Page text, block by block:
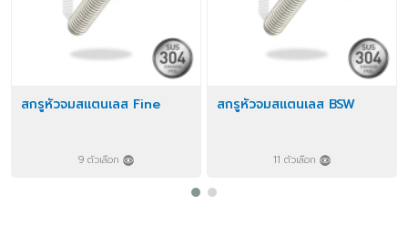
สกรูหัวจมสแตนเลส Fine
9 ตัวเลือก
สกรูหัวจมสแตนเลส BSW
11 ตัวเลือก